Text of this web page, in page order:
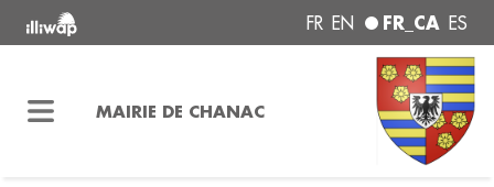
FR EN FR_CA ES
MAIRIE DE CHANAC